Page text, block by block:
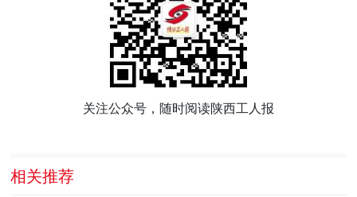
关注公众号，随时阅读陕西工人报
相关推荐